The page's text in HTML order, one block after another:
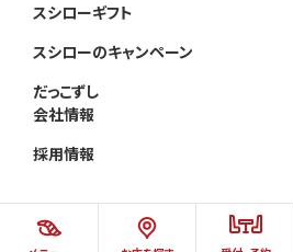
スシローギフト
スシローのキャンペーン
だっこずし
会社情報
採用情報